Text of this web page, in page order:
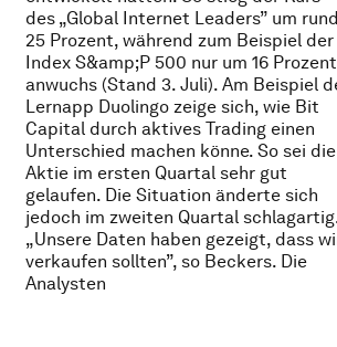
des „Global Internet Leaders” um rund
25 Prozent, während zum Beispiel der
Index S&amp;P 500 nur um 16 Prozent
anwuchs (Stand 3. Juli). Am Beispiel
Lernapp Duolingo zeige sich, wie Bit
Capital durch aktives Trading einen
Unterschied machen könne. So sei die
Aktie im ersten Quartal sehr gut
gelaufen. Die Situation änderte sich
jedoch im zweiten Quartal
„Unsere Daten haben gezeigt, dass
verkaufen sollten”, so Beckers. Die
Analysten